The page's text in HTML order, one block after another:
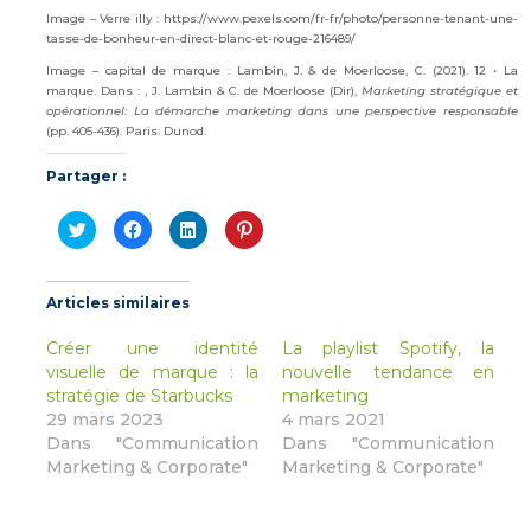
Image – Verre illy : https://www.pexels.com/fr-fr/photo/personne-tenant-une-
tasse-de-bonheur-en-direct-blanc-et-rouge-216489/
Image – capital de marque : Lambin, J. & de Moerloose, C. (2021). 12 • La
marque. Dans : , J. Lambin & C. de Moerloose (Dir), Marketing stratégique et
opérationnel: La démarche marketing dans une perspective responsable
(pp. 405-436). Paris: Dunod.
Partager :
Cliquez
pour
partager
Twitter(ouvre
dans
une
Cliquez
pour
partager
Facebook(ouvre
dans
une
fenêtre)
Cliquez
pour
partager
fenêtre)
Cliquez
pour
fenêtre)
Articles similaires
Créer une identité
visuelle de marque : la
stratégie de Starbucks
29 mars 2023
Dans "Communication
Marketing & Corporate"
La playlist Spotify, la
nouvelle tendance en
marketing
4 mars 2021
Dans "Communication
Marketing & Corporate"